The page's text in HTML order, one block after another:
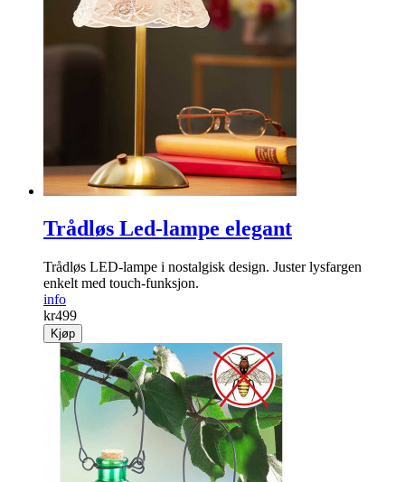
Trådløs Led-lampe elegant
Trådløs LED-lampe i nostalgisk design. Juster lysfargen
enkelt med touch-funksjon.
info
kr499
Kjøp